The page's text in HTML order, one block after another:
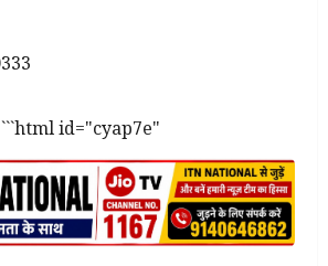
```html id="cyap7e"